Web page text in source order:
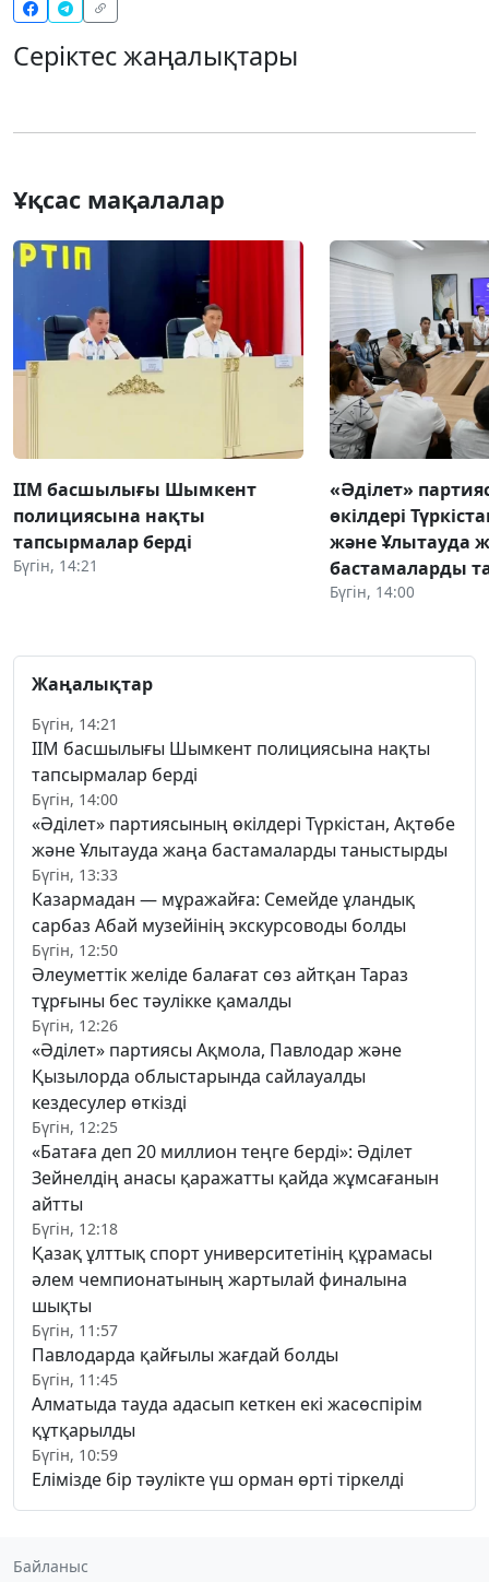
Серіктес жаңалықтары
Ұқсас мақалалар
ІІМ басшылығы Шымкент
полициясына нақты
тапсырмалар берді
Бүгін, 14:21
«Әділет»
өкілдері
және Ұлытауда
бастамаларды
Бүгін, 14:00
Жаңалықтар
Бүгін, 14:21
ІІМ басшылығы Шымкент полициясына нақты
тапсырмалар берді
Бүгін, 14:00
«Әділет» партиясының өкілдері Түркістан, Ақтөбе
және Ұлытауда жаңа бастамаларды таныстырды
Бүгін, 13:33
Казармадан — мұражайға: Семейде ұландық
сарбаз Абай музейінің экскурсоводы болды
Бүгін, 12:50
Әлеуметтік желіде балағат сөз айтқан Тараз
тұрғыны бес тәулікке қамалды
Бүгін, 12:26
«Әділет» партиясы Ақмола, Павлодар және
Қызылорда облыстарында сайлауалды
кездесулер өткізді
Бүгін, 12:25
«Батаға деп 20 миллион теңге берді»: Әділет
Зейнелдің анасы қаражатты қайда жұмсағанын
айтты
Бүгін, 12:18
Қазақ ұлттық спорт университетінің құрамасы
әлем чемпионатының жартылай финалына
шықты
Бүгін, 11:57
Павлодарда қайғылы жағдай болды
Бүгін, 11:45
Алматыда тауда адасып кеткен екі жасөспірім
құтқарылды
Бүгін, 10:59
Елімізде бір тәулікте үш орман өрті тіркелді
Байланыс